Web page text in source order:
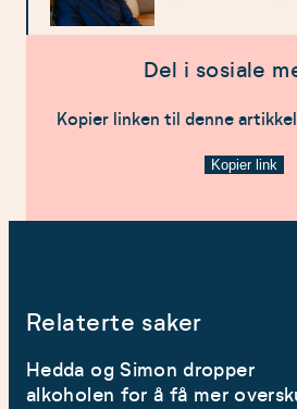
Del i sosiale
Kopier linken til denne
Kopier link
Relaterte saker
Hedda og Simon dropper
alkoholen for å få mer